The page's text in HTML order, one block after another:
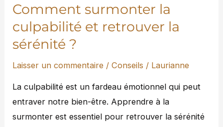
Comment surmonter la
culpabilité et retrouver la
sérénité ?
Laisser un commentaire /Conseils / Laurianne
La culpabilité est un fardeau émotionnel qui peut
entraver notre bien-être. Apprendre à la
surmonter est essentiel pour retrouver la sérénité